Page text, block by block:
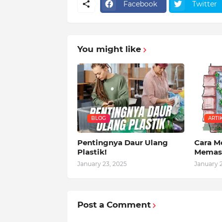
Facebook Twitter
You might like
BLOG
Pentingnya Daur Ulang
Plastik!
January 23, 2025
Cara
January
Post a Comment